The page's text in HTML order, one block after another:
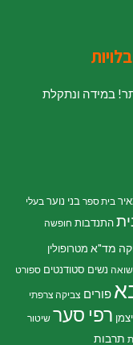
במידה ונתקלת
בית ספר בני נוער בעלי
התנדבות חופשה
מד"א מטרופולין
שואה נשים סטודנטים ספורט
פורים צביקה צרפתי
רפי סער שיטור
תרבות